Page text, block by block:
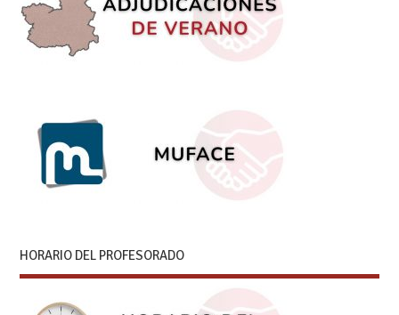
HORARIO DEL PROFESORADO